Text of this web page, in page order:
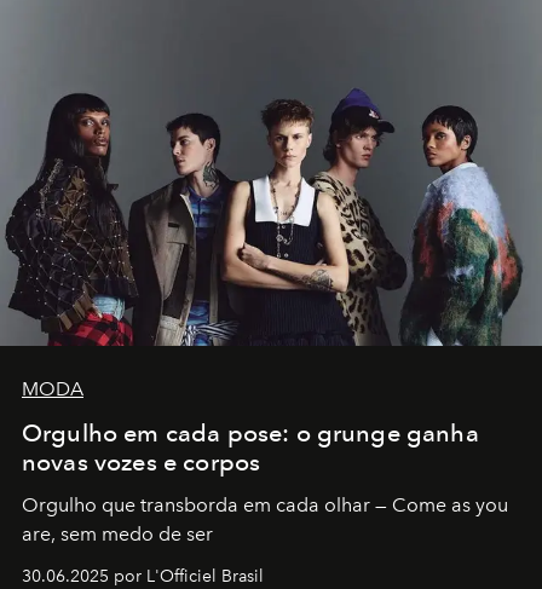
MODA
Orgulho em cada pose: o grunge ganha
novas vozes e corpos
Orgulho que transborda em cada olhar — Come as you
are, sem medo de ser
30.06.2025 por L'Officiel Brasil